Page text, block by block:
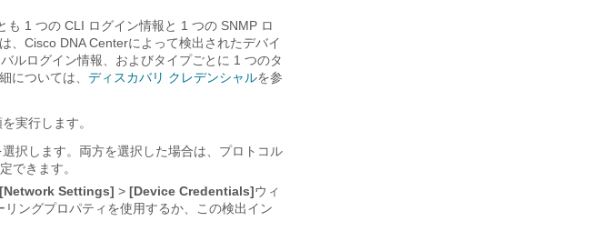
も 1 つの CLI ログイン情報と 1 つの SNMP ロ
、 Cisco DNA Centerによって検出されたデバイ
ルログイン情報、およびタイプごとに 1 つのタ
については、 ディスカバリ クレデンシャルを参
実行します。
選択します。両方を選択した場合は、プロトコル
できます。
[Network Settings] > [Device Credentials]ウィ
ングプロパティを使用するか、この検出イン